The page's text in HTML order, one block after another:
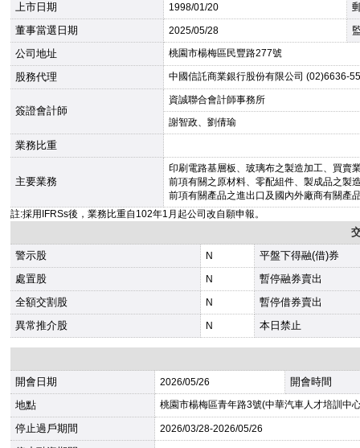
上市日期
1998/01/20
董事當選日期
2025/05/28
公司地址
桃園市楊梅區民豐路277號
股務代理 中國信託商業銀行股份有限公司 (02)6636-
簽證會計師
資誠聯合會計師事務所
謝智政、劉倩瑜
業務比重
主要業務
印刷電路基層板、玻璃布之製造加工、買賣
前項有關之原材料、零配組件、製成品之製
前項有關產品之進出口及國內外廠商有關產
註:採用IFRSs後，業務比重自102年1月起公司改自願申報。
警示股
N
平盤下得融(借)券
處置股
N
暫停融券賣出
全額交割股
N
暫停借券賣出
異常推介股
N 本日禁止
開會日期 2026/05/26
開會時間
地點
桃園市楊梅區青年路3號(中華汽車人才培訓中
停止過戶期間 2026/03/28-2026/05/26